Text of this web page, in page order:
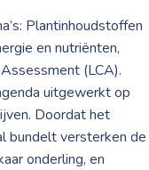
Plantinhoudstoffen
en nutriënten,
(LCA).
uitgewerkt op
Doordat het
bundelt versterken de
onderling, en